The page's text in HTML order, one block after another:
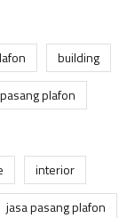
building
plafon
interior
jasa pasang plafon